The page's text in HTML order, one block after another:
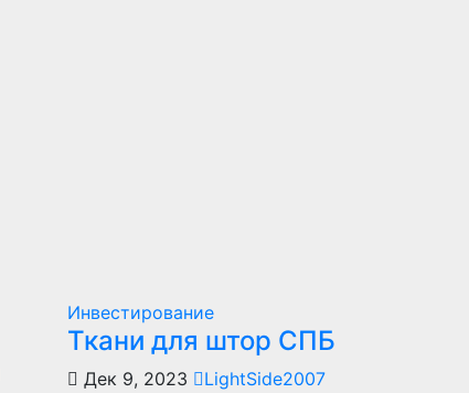
Инвестирование
Ткани для штор СПБ
Дек 9, 2023 LightSide2007